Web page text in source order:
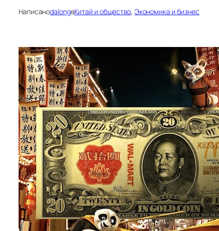
НаписаноdalongвКитай и общество, Экономика и бизнес